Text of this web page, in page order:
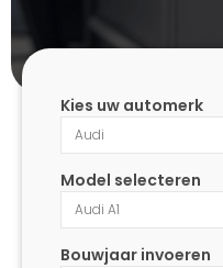
Kies uw automerk
Model selecteren
Bouwjaar invoeren